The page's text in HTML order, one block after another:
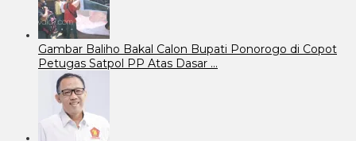
Gambar Baliho Bakal Calon Bupati Ponorogo di Copot
Petugas Satpol PP Atas Dasar …